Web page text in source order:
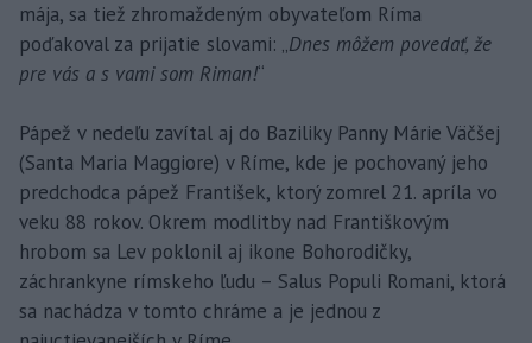
mája, sa tiež zhromaždeným obyvateľom Ríma
poďakoval za prijatie slovami: „Dnes môžem povedať, že
pre vás a s vami som Riman!“
Pápež v nedeľu zavítal aj do Baziliky Panny Márie Väčšej
(Santa Maria Maggiore) v Ríme, kde je pochovaný jeho
predchodca pápež František, ktorý zomrel 21. apríla vo
veku 88 rokov. Okrem modlitby nad Františkovým
hrobom sa Lev poklonil aj ikone Bohorodičky,
záchrankyne rímskeho ľudu – Salus Populi Romani, ktorá
sa nachádza v tomto chráme a je jednou z